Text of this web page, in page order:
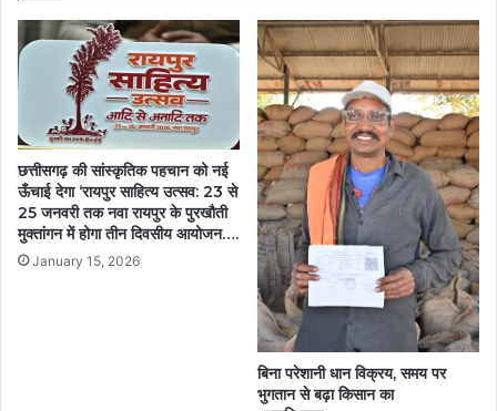
साथ
ऐतिहासिक
छत्तीसगढ़ की सांस्कृतिक पहचान को नई
ऊँचाई देगा ‘रायपुर साहित्य उत्सव: 23 से
25 जनवरी तक नवा रायपुर के पुरखौती
मुक्तांगन में होगा तीन दिवसीय आयोजन….
January 15, 2026
बिना परेशानी धान विक्रय, समय पर
भुगतान से बढ़ा किसान का